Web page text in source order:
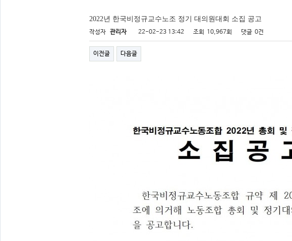
2022년 한국비정규교수노조 정기 대의원대회 소집 공고
작성자 관리자 22-02-23 13:42 조회 10,967회 댓글 0건
이전글 다음글